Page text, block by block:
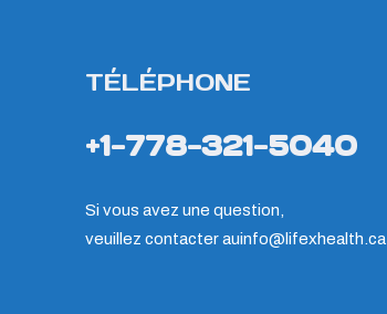
TÉLÉPHONE
+1-778-321-5040
Si vous avez une question,
veuillez contacter auinfo@lifexhealth.ca